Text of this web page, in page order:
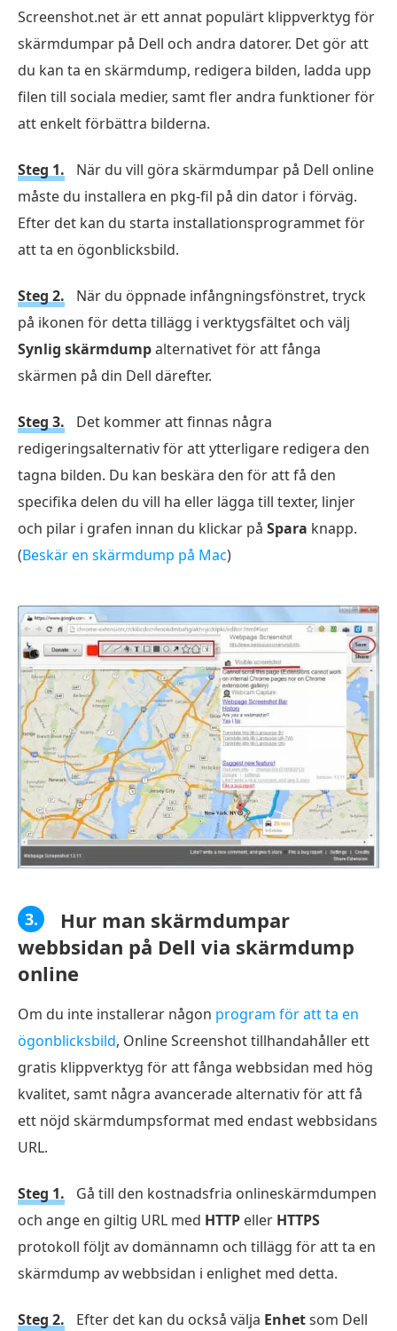
Screenshot.net är ett annat populärt klippverktyg för
skärmdumpar på Dell och andra datorer. Det gör att
du kan ta en skärmdump, redigera bilden, ladda upp
filen till sociala medier, samt fler andra funktioner för
att enkelt förbättra bilderna.
Steg 1.
När du vill göra skärmdumpar på Dell online
måste du installera en pkg-fil på din dator i förväg.
Efter det kan du starta installationsprogrammet för
att ta en ögonblicksbild.
Steg 2.
När du öppnade infångningsfönstret, tryck
på ikonen för detta tillägg i verktygsfältet och välj
Synlig skärmdumpalternativet för att fånga
skärmen på din Dell därefter.
Steg 3.
Det kommer att finnas några
redigeringsalternativ för att ytterligare redigera den
tagna bilden. Du kan beskära den för att få den
specifika delen du vill ha eller lägga till texter, linjer
och pilar i grafen innan du klickar på Spara knapp.
(Beskär en skärmdump på Mac)
3.
Hur man skärmdumpar
webbsidan på Dell via skärmdump
online
Om du inte installerar någon program för att ta en
ögonblicksbild, Online Screenshot tillhandahåller ett
gratis klippverktyg för att fånga webbsidan med hög
kvalitet, samt några avancerade alternativ för att få
ett nöjd skärmdumpsformat med endast webbsidans
URL.
Steg 1.
Gå till den kostnadsfria onlineskärmdumpen
och ange en giltig URL med HTTP eller HTTPS
protokoll följt av domännamn och tillägg för att ta en
skärmdump av webbsidan i enlighet med detta.
Steg 2. Efter det kan du också välja Enhetsom Dell